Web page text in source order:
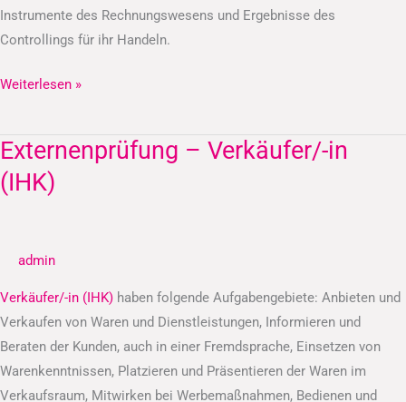
Instrumente des Rechnungswesens und Ergebnisse des
Controllings für ihr Handeln.
Weiterlesen »
Externenprüfung – Verkäufer/-in
(IHK)
admin
Verkäufer/-in (IHK) haben folgende Aufgabengebiete: Anbieten und
Verkaufen von Waren und Dienstleistungen, Informieren und
Beraten der Kunden, auch in einer Fremdsprache, Einsetzen von
Warenkenntnissen, Platzieren und Präsentieren der Waren im
Verkaufsraum, Mitwirken bei Werbemaßnahmen, Bedienen und
Externenprüfung
–
Verkäufer/-